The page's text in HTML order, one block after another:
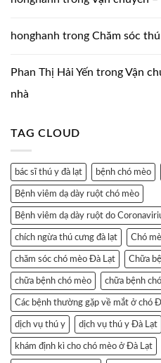
honghanh trong Chăm sóc
Phan Thị Hải Yến trongVận
nhà
TAG CLOUD
bác sĩ thú y đà lạt bệnh chó mèo
Bệnh viêm dạ dày ruột chó mèo
Bệnh viêm dạ dày ruột do
chích ngừa thú cưng đà lạt Chó
chăm sóc chó mèo Đà Lạt Chữa
chữa bệnh chó mèo chữa bệnh
Các bệnh thường gặp về mắt ở chó
dịch vụ thú y dịch vụ thú y Đà Lạt
khám định kì cho chó mèo ở Đà Lạt